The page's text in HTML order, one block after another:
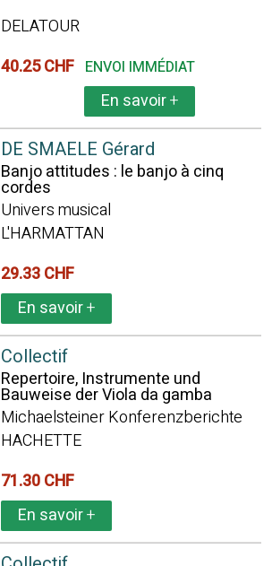
DELATOUR
40.25 CHF ENVOI IMMÉDIAT
En savoir+
DE SMAELE Gérard
Banjo attitudes : le banjo à cinq
cordes
Univers musical
L'HARMATTAN
29.33 CHF
En savoir+
Collectif
Repertoire, Instrumente und
Bauweise der Viola da gamba
Michaelsteiner Konferenzberichte
HACHETTE
71.30 CHF
En savoir+